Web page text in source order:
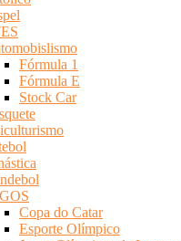
Fórmula 1
Fórmula E
Stock Car
Copa do Catar
Esporte Olímpico